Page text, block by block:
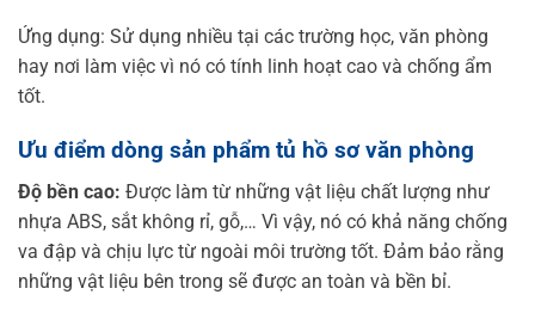
Ứng dụng: Sử dụng nhiều tại các trường học, văn phòng
hay nơi làm việc vì nó có tính linh hoạt cao và chống ẩm
tốt.
Ưu điểm dòng sản phẩm tủ hồ sơ văn phòng
Độ bền cao: Được làm từ những vật liệu chất lượng như
nhựa ABS, sắt không rỉ, gỗ,… Vì vậy, nó có khả năng chống
va đập và chịu lực từ ngoài môi trường tốt. Đảm bảo rằng
những vật liệu bên trong sẽ được an toàn và bền bỉ.